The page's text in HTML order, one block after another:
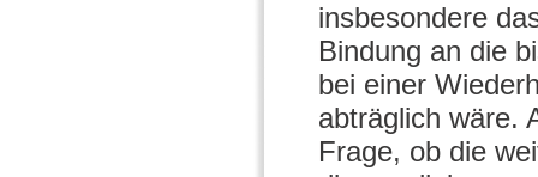
insbesondere
Bindung an die
bei einer
abträglich wäre.
Frage, ob die